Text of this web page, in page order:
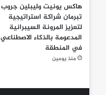
هاكس يونيت وليبلين جروب
تبرمان شراكة استراتيجية
لتعزيز المرونة السيبرانية
المدعومة بالذكاء الاصطناعي
في المنطقة
منذ يومين